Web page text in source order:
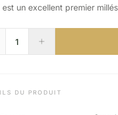
un excellent premier
DU PRODUIT